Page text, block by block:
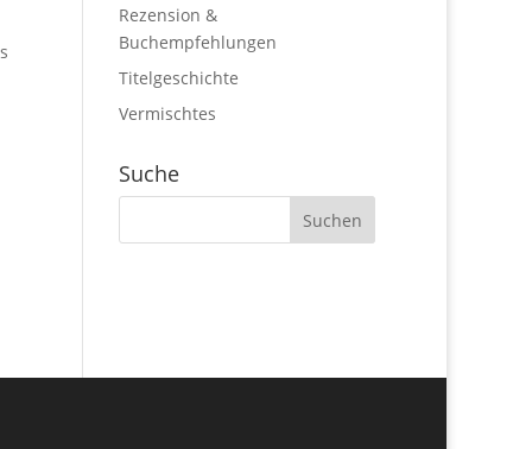
Rezension &
Buchempfehlungen
Titelgeschichte
Vermischtes
Suche